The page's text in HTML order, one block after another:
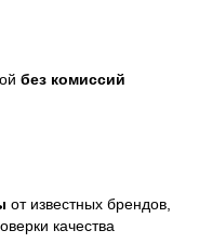
без комиссий
от известных брендов,
качества